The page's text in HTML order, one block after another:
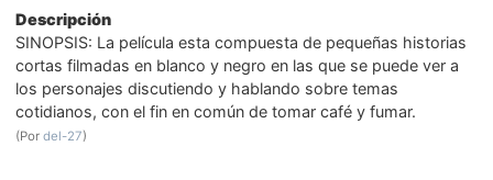
Descripción
SINOPSIS: La película esta compuesta de pequeñas historias
cortas filmadas en blanco y negro en las que se puede ver a
los personajes discutiendo y hablando sobre temas
cotidianos, con el fin en común de tomar café y fumar.
(Pordel-27)